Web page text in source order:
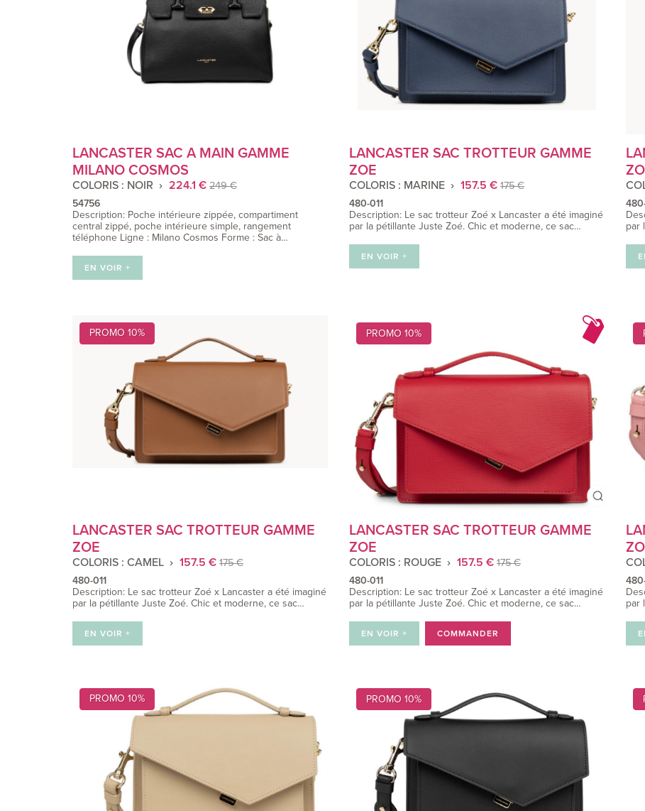
LANCASTER SAC A MAIN GAMME
MILANO COSMOS
COLORIS : NOIR 224.1 € 249 €
54756
Description: Poche intérieure zippée, compartiment
central zippé, poche intérieure simple, rangement
téléphone Ligne : Milano Cosmos Forme : Sac à…
EN VOIR +
LANCASTER SAC TROTTEUR GAMME
ZOE
COLORIS : MARINE 157.5 € 175 €
480-011
Description: Le sac trotteur Zoé x Lancaster a été imaginé
par la pétillante Juste Zoé. Chic et moderne, ce sac…
EN VOIR +
par
PROMO 10%
LANCASTER SAC TROTTEUR GAMME
ZOE
COLORIS : CAMEL 157.5 € 175 €
480-011
Description: Le sac trotteur Zoé x Lancaster a été imaginé
par la pétillante Juste Zoé. Chic et moderne, ce sac…
EN VOIR +
PROMO 10%
LANCASTER SAC TROTTEUR GAMME
ZOE
COLORIS : ROUGE 157.5 € 175 €
480-011
Description: Le sac trotteur Zoé x Lancaster a été imaginé
par la pétillante Juste Zoé. Chic et moderne, ce sac…
EN VOIR + COMMANDER
par
PROMO 10% PROMO 10%